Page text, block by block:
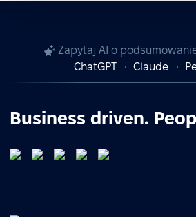
Zapytaj AI o
ChatGPT
Claude
Business driven.